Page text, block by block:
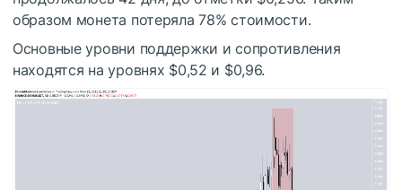
образом монета потеряла 78% стоимости.
Основные уровни поддержки и сопротивления
находятся на уровнях $0,52 и $0,96.